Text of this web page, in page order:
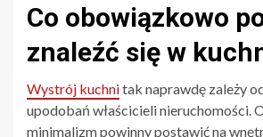
Co obowiązkowo
znaleźć się w
Wystrój kuchnitak naprawdę zależy
upodobań właścicieli nieruchomości.
minimalizm powinny postawić na